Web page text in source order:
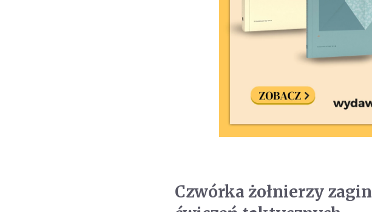
Czwórka żołnierzy